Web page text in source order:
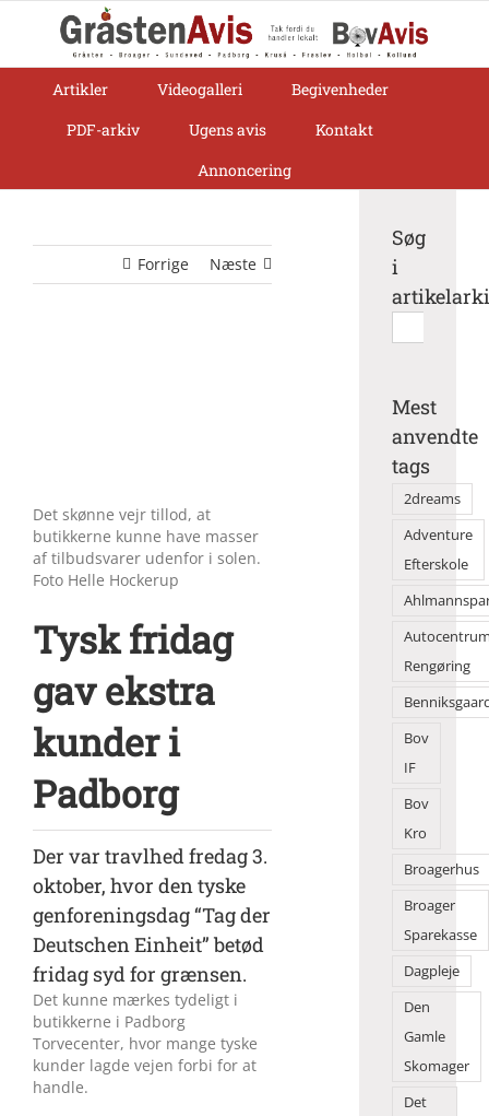
Artikler
Videogalleri
Begivenheder
PDF-arkiv
Ugens avis
Kontakt
Annoncering
Forrige Næste
Det skønne vejr tillod, at
butikkerne kunne have masser
af tilbudsvarer udenfor i solen.
Foto Helle Hockerup
Tysk fridag
gav ekstra
kunder i
Padborg
Der var travlhed fredag 3.
oktober, hvor den tyske
genforeningsdag “Tag der
Deutschen Einheit” betød
fridag syd for grænsen.
Det kunne mærkes tydeligt i
butikkerne i Padborg
Torvecenter, hvor mange tyske
kunder lagde vejen forbi for at
handle.
Søg
i
efter:
Mest
anvendte
tags
2dreams
Adventure
Efterskole
Rengøring
Bov
IF
Bov
Kro
Broagerhus
Broager
Sparekasse
Dagpleje
Den
Gamle
Skomager
Det